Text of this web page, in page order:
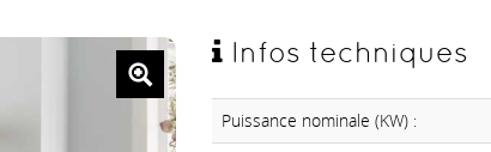
Infos techniques
Puissance nominale (KW) :